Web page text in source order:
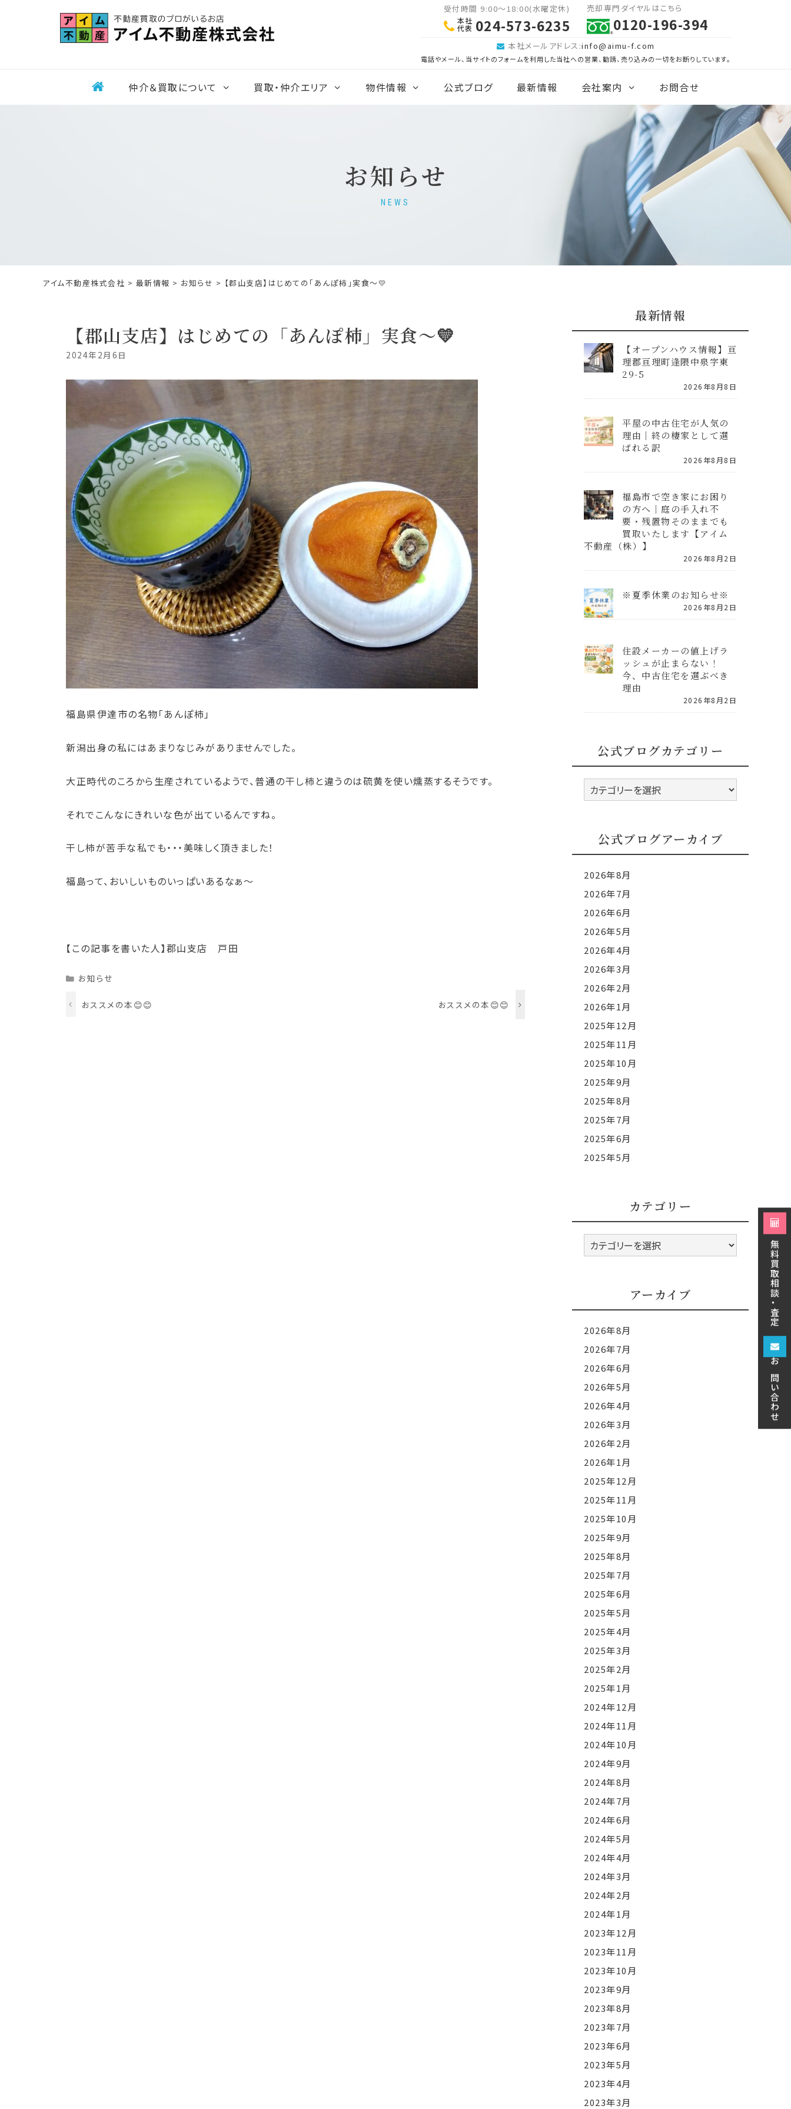
受付時間 9:00～18:00(水曜定休)
本社
代表 024-573-6235
売却専門ダイヤルはこちら
0120-196-394
本社メールアドレス:info@aimu-f.com
電話やメール、当サイトのフォームを利用した当社への営業、勧誘、売り込みの一切をお断りしています。
無料買取相談・査定
お問い合わせ
仲介＆買取について 買取・仲介エリア 物件情報 公式ブログ 最新情報 会社案内 お問合せ
お知らせ
NEWS
アイム不動産株式会社 > 最新情報 > お知らせ > 【郡山支店】はじめての「あんぽ柿」実食～💛
【郡山支店】はじめての「あんぽ柿」実食～💛
2024年2月6日
福島県伊達市の名物「あんぽ柿」
新潟出身の私にはあまりなじみがありませんでした。
大正時代のころから生産されているようで、普通の干し柿と違うのは硫黄を使い燻蒸するそうです。
それでこんなにきれいな色が出ているんですね。
干し柿が苦手な私でも・・・美味しく頂きました！
福島って、おいしいものいっぱいあるなぁ～
【この記事を書いた人】郡山支店 戸田
Categories
お知らせ
おススメの本😊😊 おススメの本😊😊
最新情報
【オープンハウス情報】亘
理郡亘理町逢隈中泉字東
29-5
2026年8月8日
平屋の中古住宅が人気の
理由｜終の棲家として選
ばれる訳
2026年8月8日
福島市で空き家にお困り
の方へ｜庭の手入れ不
要・残置物そのままでも
買取いたします【アイム
不動産（株）】
2026年8月2日
※夏季休業のお知らせ※
2026年8月2日
住設メーカーの値上げラ
ッシュが止まらない！
今、中古住宅を選ぶべき
理由
2026年8月2日
公式ブログカテゴリー
公
式
テ
ゴ
リ
ー
公式ブログアーカイブ
2026年8月
2026年7月
2026年6月
2026年5月
2026年4月
2026年3月
2026年2月
2026年1月
2025年12月
2025年11月
2025年10月
2025年9月
2025年8月
2025年7月
2025年6月
2025年5月
カテゴリー
カ
テ
アーカイブ
2026年8月
2026年7月
2026年6月
2026年5月
2026年4月
2026年3月
2026年2月
2026年1月
2025年12月
2025年11月
2025年10月
2025年9月
2025年8月
2025年7月
2025年6月
2025年5月
2025年4月
2025年3月
2025年2月
2025年1月
2024年12月
2024年11月
2024年10月
2024年9月
2024年8月
2024年7月
2024年6月
2024年5月
2024年4月
2024年3月
2024年2月
2024年1月
2023年12月
2023年11月
2023年10月
2023年9月
2023年8月
2023年7月
2023年6月
2023年5月
2023年4月
2023年3月